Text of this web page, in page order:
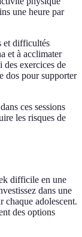
une heure par
et difficultés
et à acclimater
des exercices de
dos pour supporter
ces sessions
les risques de
difficile en une
dans une
chaque adolescent.
des options